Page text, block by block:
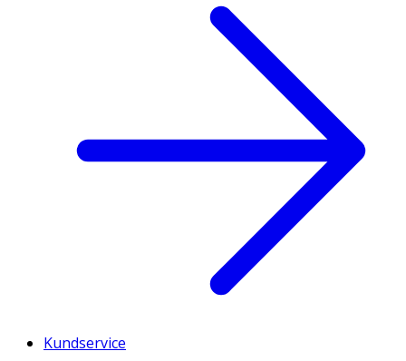
Kundservice